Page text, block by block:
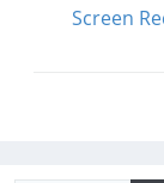
Screen